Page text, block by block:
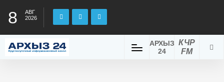
8
АВГ
2026
КЧР
FM
АРХЫЗ
24